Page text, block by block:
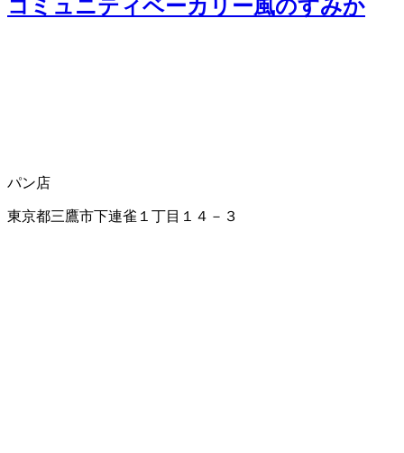
コミュニティベーカリー風のすみか
パン店
東京都三鷹市下連雀１丁目１４－３